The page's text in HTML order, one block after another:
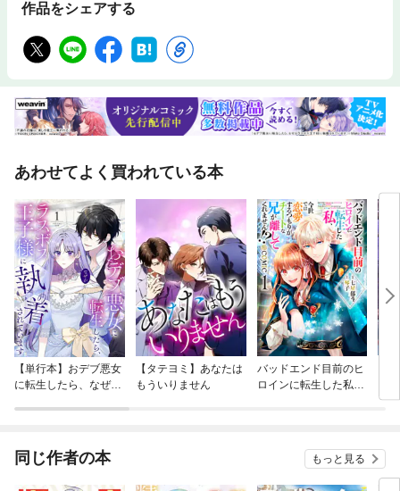
作品をシェアする
あわせてよく買われている本
【単行本】おデブ悪女
に転生したら、なぜか
【タテヨミ】あなたは
もういりません
バッドエンド目前のヒ
ロインに転生した私、
同じ作者の本 もっと見る